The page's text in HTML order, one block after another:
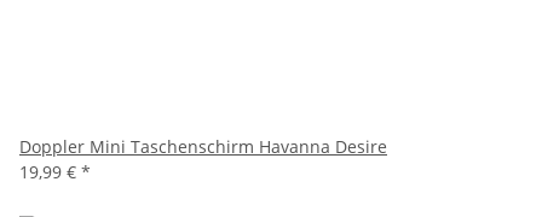
Doppler Mini Taschenschirm Havanna Desire
19,99 € *